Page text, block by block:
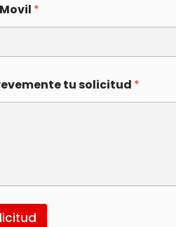
*
tu solicitud *